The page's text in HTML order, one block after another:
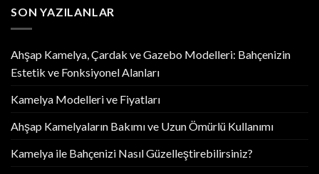
SON YAZILANLAR
Ahşap Kamelya, Çardak ve Gazebo Modelleri: Bahçenizin
Estetik ve Fonksiyonel Alanları
Kamelya Modelleri ve Fiyatları
Ahşap Kamelyaların Bakımı ve Uzun Ömürlü Kullanımı
Kamelya ile Bahçenizi Nasıl Güzelleştirebilirsiniz?